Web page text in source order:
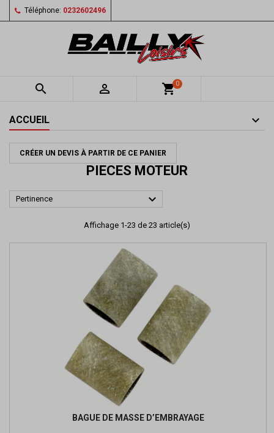
Téléphone: 0232602496
  shopping_cart0
ACCUEIL
CRÉER UN DEVIS À PARTIR DE CE PANIER
PIECES MOTEUR
Pertinence 
Affichage 1-23 de 23 article(s)
BAGUE DE MASSE D’EMBRAYAGE